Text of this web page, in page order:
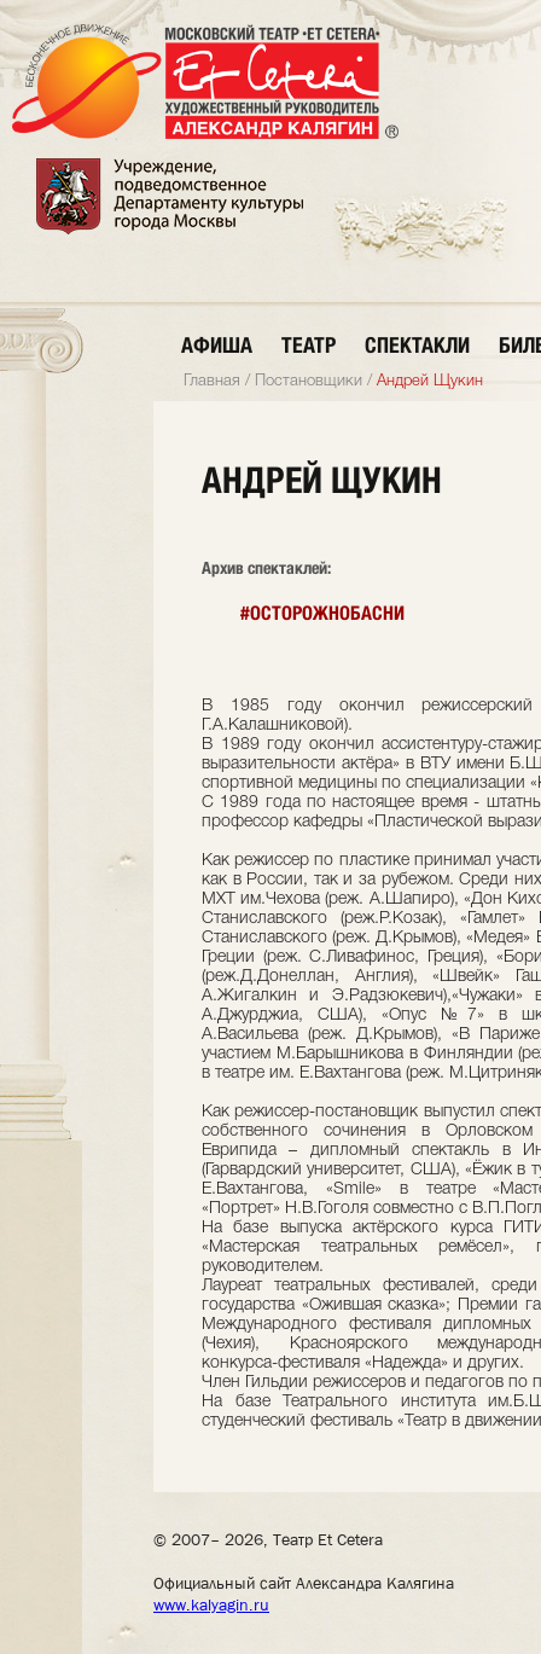
АФИША ТЕАТР СПЕКТАКЛИ
Главная / Постановщики / Андрей Щукин
АНДРЕЙ ЩУКИН
Архив спектаклей:
#ОСТОРОЖНОБАСНИ
В 1985 году окончил режиссерский
Г.А.Калашниковой).
В 1989 году окончил ассистентуру-
выразительности актёра» в ВТУ имени
спортивной медицины по специализации
С 1989 года по настоящее время -
профессор кафедры «Пластической
Как режиссер по пластике принимал
как в России, так и за рубежом. Среди
МХТ им.Чехова (реж. А.Шапиро), «Дон
Станиславского (реж.Р.Козак),
Станиславского (реж. Д.Крымов), «Медея»
Греции (реж. С.Ливафинос, Греция),
(реж.Д.Донеллан, Англия), «Швейк»
А.Жигалкин и
А.Джурджиа, США), «Опус №7» в
А.Васильева (реж. Д.Крымов), «В
участием М.Барышникова в Финляндии
в театре им. Е.Вахтангова (реж.
Как режиссер-постановщик выпустил
собственного сочинения в
Еврипида – дипломный спектакль в
(Гарвардский университет, США), «Ёжик в
Е.Вахтангова, «Smile» в театре
«Портрет» Н.В.Гоголя совместно с
На базе выпуска актёрского курса
«Мастерская театральных ремёсел»,
руководителем.
Лауреат театральных фестивалей,
государства «Ожившая сказка»; Премии
Международного фестиваля дипломных
(Чехия), Красноярского
конкурса-фестиваля «Надежда» и других.
Член Гильдии режиссеров и педагогов по
На базе Театрального института
студенческий фестиваль «Театр в
© 2007– 2026, Театр Et Cetera
Официальный сайт Александра Калягина
www.kalyagin.ru